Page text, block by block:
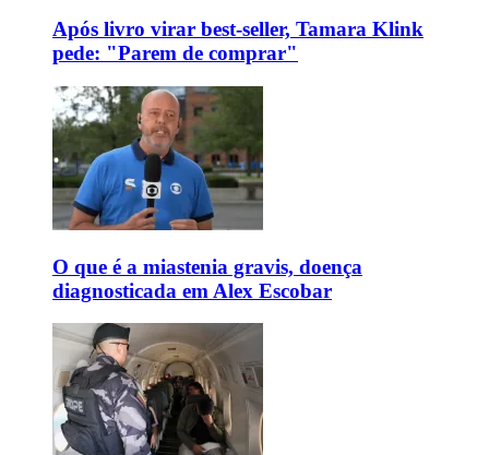
Após livro virar best-seller, Tamara Klink
pede: "Parem de comprar"
O que é a miastenia gravis, doença
diagnosticada em Alex Escobar